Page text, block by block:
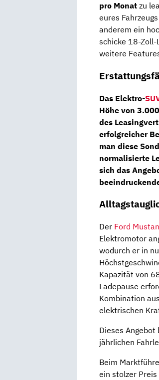
pro Monat zu
eures
anderem ein
schicke 18-
weitere
Das Elektro-
Höhe von
des
erfolgreicher
man diese
normalisierte
sich das
Der Ford
Elektromotor
wodurch er in
Kapazität von
Ladepause
Kombination
elektrischen
Dieses
jährlichen
Beim
ein stolzer